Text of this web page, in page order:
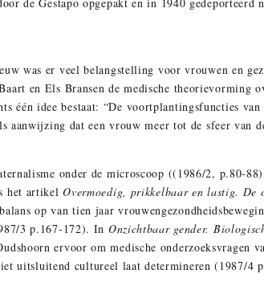
was er veel belangstelling voor vrouwen en
en Els Bransen de medische theorievorming
één idee bestaat: “De voortplantingsfuncties
aanwijzing dat een vrouw meer tot de sfeer van
onder de microscoop ((1986/2, p.80-
het artikelOvermoedig, prikkelbaar en lastig. De
op van tien jaar
3 p.167-172). In Onzichtbaar gender.
ervoor om medische onderzoeksvragen
uitsluitend cultureel laat determineren (1987/4